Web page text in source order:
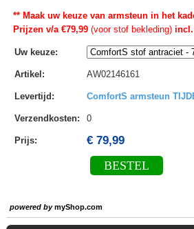
** Maak uw keuze van armsteun in het
Prijzen v/a €79,99(voor stof bekleding)incl.
Uw keuze:
Artikel : AW02146161
Levertijd : ComfortS armsteun
Verzendkosten: 0
Prijs: € 79,99
BESTEL
powered bymyShop.com